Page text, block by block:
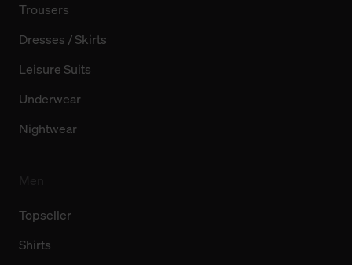
Trousers
Dresses / Skirts
Leisure Suits
Underwear
Nightwear
Topseller
Shirts